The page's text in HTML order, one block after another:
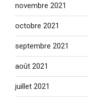
novembre 2021
octobre 2021
septembre 2021
août 2021
juillet 2021